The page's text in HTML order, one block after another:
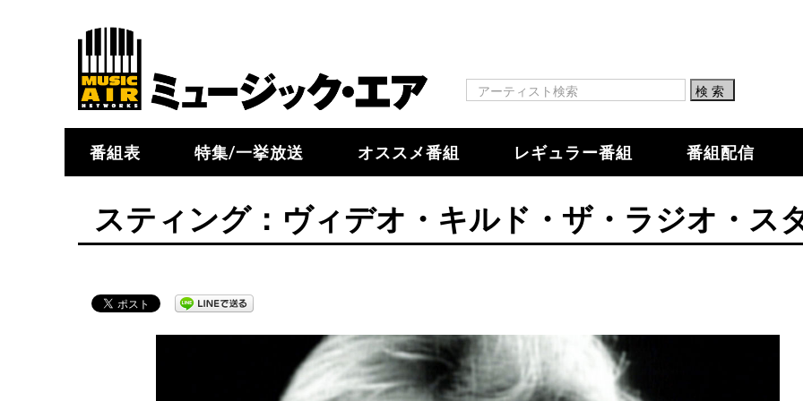
番組表 特集/一挙放送 オススメ番組 レギュラー番組 番組配信
スティング：ヴィデオ・キルド・ザ・ラジオ・ス